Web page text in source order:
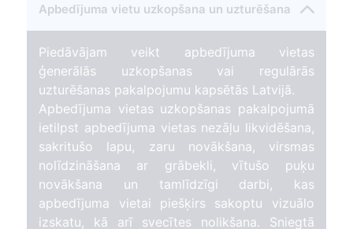
Apbedījuma vietu uzkopšana un uzturēšana
Piedāvājam veikt apbedījuma vietas
ģenerālās uzkopšanas vai regulārās
uzturēšanas pakalpojumu kapsētās Latvijā.
Apbedījuma vietas uzkopšanas pakalpojumā
ietilpst apbedījuma vietas nezāļu likvidēšana,
sakritušo lapu, zaru novākšana, virsmas
nolīdzināšana ar grābekli, vītušo puķu
novākšana un tamlīdzīgi darbi, kas
apbedījuma vietai piešķirs sakoptu vizuālo
izskatu, kā arī svecītes nolikšana. Sniegtā